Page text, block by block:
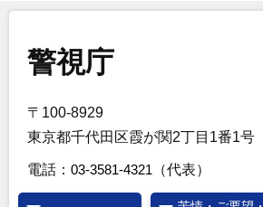
警視庁
〒100-8929
東京都千代田区霞が関2丁目1番1号
電話： 03-3581-4321 （代表）